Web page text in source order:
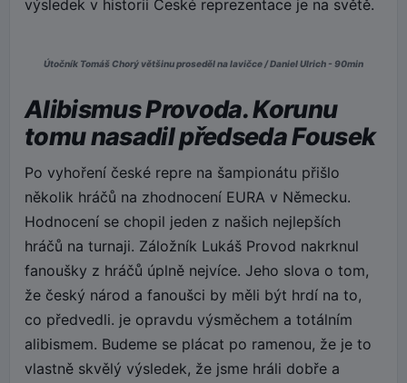
výsledek v historii České reprezentace je na světě.
Útočník Tomáš Chorý většinu proseděl na lavičce / Daniel Ulrich - 90min
Alibismus Provoda. Korunu
tomu nasadil předseda Fousek
Po vyhoření české repre na šampionátu přišlo
několik hráčů na zhodnocení EURA v Německu.
Hodnocení se chopil jeden z našich nejlepších
hráčů na turnaji. Záložník Lukáš Provod nakrknul
fanoušky z hráčů úplně nejvíce. Jeho slova o tom,
že český národ a fanoušci by měli být hrdí na to,
co předvedli. je opravdu výsměchem a totálním
alibismem. Budeme se plácat po ramenou, že je to
vlastně skvělý výsledek, že jsme hráli dobře a